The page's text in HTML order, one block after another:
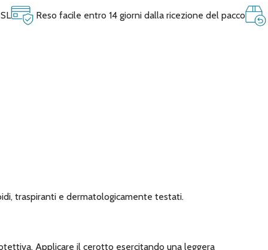
Reso facile entro 14 giorni dalla ricezione del pacco
traspiranti e dermatologicamente testati.
Applicare il cerotto esercitando una leggera